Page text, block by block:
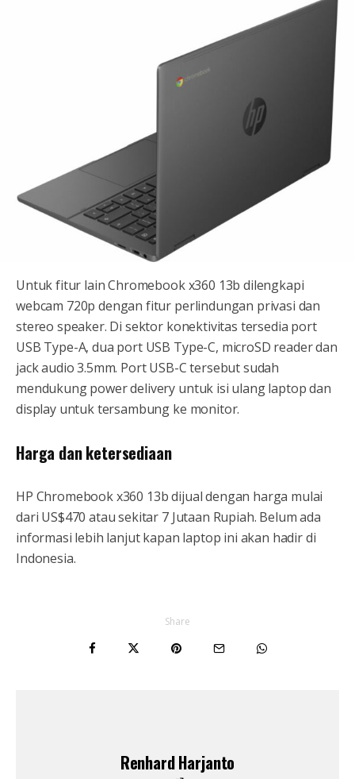
Untuk fitur lain Chromebook x360 13b dilengkapi
webcam 720p dengan fitur perlindungan privasi dan
stereo speaker. Di sektor konektivitas tersedia port
USB Type-A, dua port USB Type-C, microSD reader dan
jack audio 3.5mm. Port USB-C tersebut sudah
mendukung power delivery untuk isi ulang laptop dan
display untuk tersambung ke monitor.
Harga dan ketersediaan
HP Chromebook x360 13b dijual dengan harga mulai
dari US$470 atau sekitar 7 Jutaan Rupiah. Belum ada
informasi lebih lanjut kapan laptop ini akan hadir di
Indonesia.
Share
Renhard Harjanto